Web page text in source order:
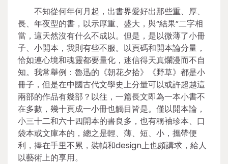
不知從何年何月起，出書界愛好出那些重、厚、
長、年夜型的書，以示厚重、盛大，與“結果”二字相
當，這天然沒有什么不成以。但是，是以微薄了小冊
子、小開本，我則有些不服。以頁碼和開本論分量，
恰如連心境和魂靈都要量化，迷信得天真爛漫而不自
知。我常舉例：魯迅的《朝花夕拾》《野草》都是小
冊子，但是在中國古代文學史上分量可以或許超越這
兩部的作品有幾部？以往，一篇長文即為一本小書不
在多數，幾十頁成一小冊也觸目皆是。僅以開本論，
小三十二和六十四開本的書良多，也有稱袖珍本、口
袋本或文庫本的，總之是輕、薄、短、小，攜帶便
利，捧在手里不累，裝幀和design上也頗講求，給人
以藝術上的享用。